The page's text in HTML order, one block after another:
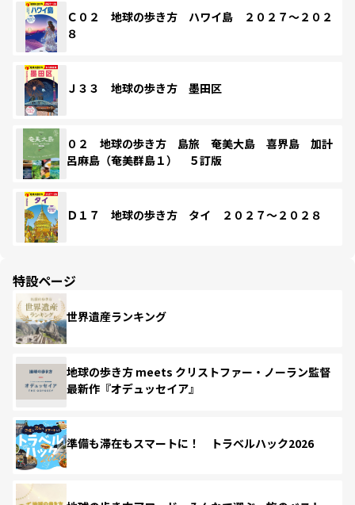
Ｃ０２ 地球の歩き方 ハワイ島 ２０２７～２０２
８
Ｊ３３ 地球の歩き方 墨田区
０２ 地球の歩き方 島旅 奄美大島 喜界島 加計
呂麻島（奄美群島１） ５訂版
Ｄ１７ 地球の歩き方 タイ ２０２７～２０２８
特設ページ
世界遺産ランキング
地球の歩き方 meets クリストファー・ノーラン監督
最新作『オデュッセイア』
準備も滞在もスマートに！ トラベルハック2026